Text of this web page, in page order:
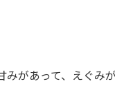
があって、えぐみ